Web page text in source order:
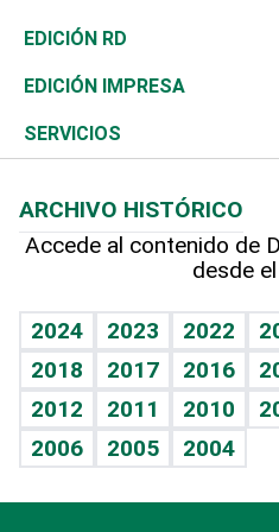
Ocenanía
Caribe
Resto del mundo
Telecom.
Global y variable
Economía personal
Sociales
Novedades
Podcast Arte Libre
Hablando con el pediatra
Vida y familia
Eñe
Celebrando la vida
Sin complejos
En pocas palabras
Tenis
Olimpismo
Más deportes
Línea de hit
TBT Deportivo
El Espía
Noticiero Poteleche
Columnistas
Más firmas
Historia
Martes de tecnología
Cambio climático
Revista
Deportes
Opinión
Hecho en casa
Guía del dinero
EDICIÓN RD
EDICIÓN IMPRESA
SERVICIOS
Cumpleaños
Horóscopos
Crucigramas
ARCHIVO HISTÓRICO
Accede al contenido de
desde
2024 2023 2022
2018
2017 2016
2012
2011 2010
2006
2005 2004